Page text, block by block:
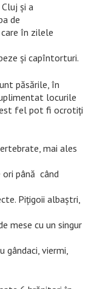
și a
de
în zilele
și capîntorturi.
păsările, în
locurile
fel pot fi ocrotiți
mai ales
ori până când
Pițigoii albaștri,
mese cu un singur
gândaci, viermi,